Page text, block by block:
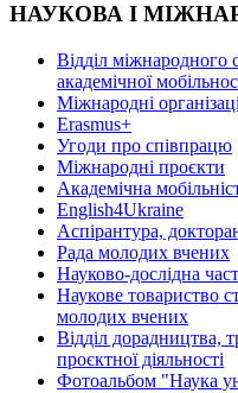
НАУКОВА І
Відділ міжнародного
академічної
Міжнародні
Erasmus+
Угоди про співпрацю
Міжнародні проєкти
Академічна
English4Ukraine
Аспірантура,
Рада молодих вчених
Науково-дослідна
Наукове товариство
молодих вчених
Відділ дорадництва,
проєктної діяльності
Фотоальбом "Наука